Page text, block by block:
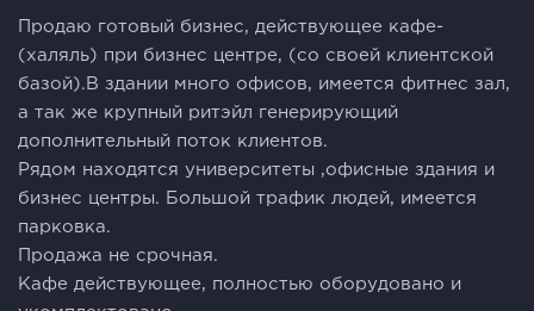
Продаю готовый бизнес, действующее кафе-
(халяль) при бизнес центре, (со своей клиентской
базой).В здании много офисов, имеется фитнес зал,
а так же крупный ритэйл генерирующий
дополнительный поток клиентов.
Рядом находятся университеты ,офисные здания и
бизнес центры. Большой трафик людей, имеется
парковка.
Продажа не срочная.
Кафе действующее, полностью оборудовано и